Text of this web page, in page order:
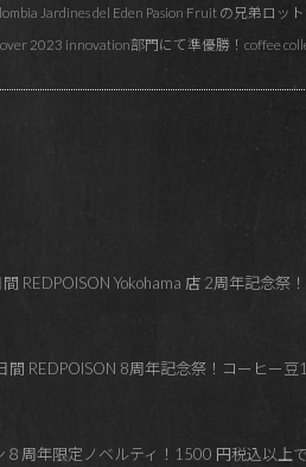
Jardines del Eden Pasion Fruit の兄弟ロット
2023 innovation部門にて準優勝！coffee
Yokohama 店 2周年記念祭
REDPOISON 8周年記念祭！コーヒー豆
周年限定ノベルティ！1500 円税込以上